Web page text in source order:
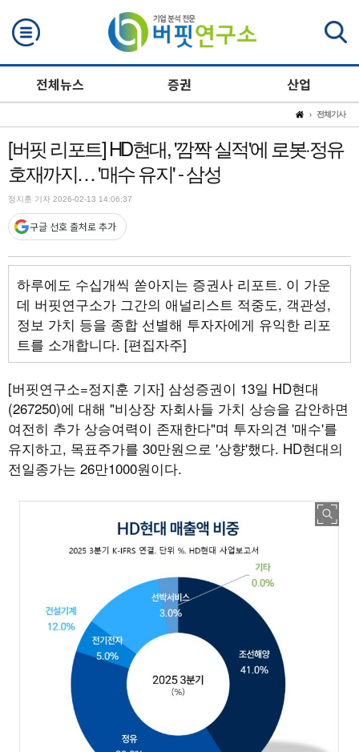
전체뉴스 증권 산업
전체기사
[버핏 리포트] HD현대, '깜짝 실적'에 로봇·정유
호재까지… '매수 유지' - 삼성
정지훈 기자 2026-02-13 14:06:37
구글 선호 출처로 추가
하루에도 수십개씩 쏟아지는 증권사 리포트. 이 가운
데 버핏연구소가 그간의 애널리스트 적중도, 객관성,
정보 가치 등을 종합 선별해 투자자에게 유익한 리포
트를 소개합니다. [편집자주]
[버핏연구소=정지훈 기자] 삼성증권이 13일 HD현대
(267250)에 대해 "비상장 자회사들 가치 상승을 감안하면
여전히 추가 상승여력이 존재한다"며 투자의견 '매수'를
유지하고, 목표주가를 30만원으로 '상향'했다. HD현대의
전일종가는 26만1000원이다.
검색